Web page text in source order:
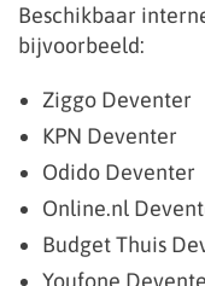
Beschikbaar
bijvoorbeeld:
Ziggo Deventer
KPN Deventer
Odido Deventer
Online.nl
Budget Thuis
Youfone